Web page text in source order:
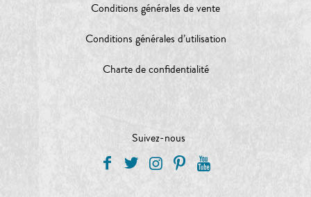
Conditions générales de vente
Conditions générales d’utilisation
Charte de confidentialité
Suivez-nous